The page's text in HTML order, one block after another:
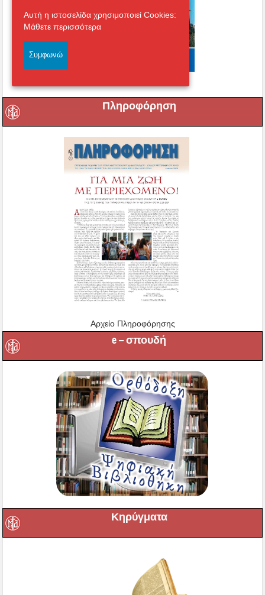
Πληροφόρηση
Αρχείο Πληροφόρησης
e – σπουδή
Κηρύγματα
Αυτή η ιστοσελίδα χρησιμοποιεί Cookies:
Μάθετε περισσότερα
Συμφωνώ